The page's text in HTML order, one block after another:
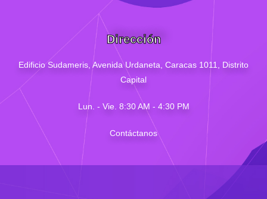
Dirección
Edificio Sudameris, Avenida Urdaneta, Caracas 1011, Distrito
Capital
Lun. - Vie. 8:30 AM - 4:30 PM
Contáctanos